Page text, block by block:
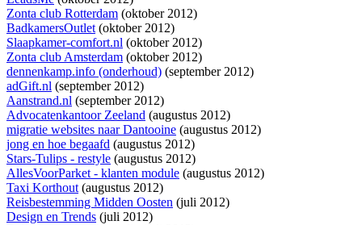
Zonta club Rotterdam (oktober 2012)
BadkamersOutlet(oktober 2012)
Slaapkamer-comfort.nl (oktober 2012)
Zonta club Amsterdam (oktober 2012)
dennenkamp.info (onderhoud) (september 2012)
adGift.nl (september 2012)
Aanstrand.nl (september 2012)
Advocatenkantoor Zeeland (augustus 2012)
migratie websites naar Dantooine (augustus 2012)
jong en hoe begaafd (augustus 2012)
Stars-Tulips - restyle (augustus 2012)
AllesVoorParket - klanten module (augustus 2012)
Taxi Korthout(augustus 2012)
Reisbestemming Midden Oosten (juli 2012)
Design en Trends (juli 2012)